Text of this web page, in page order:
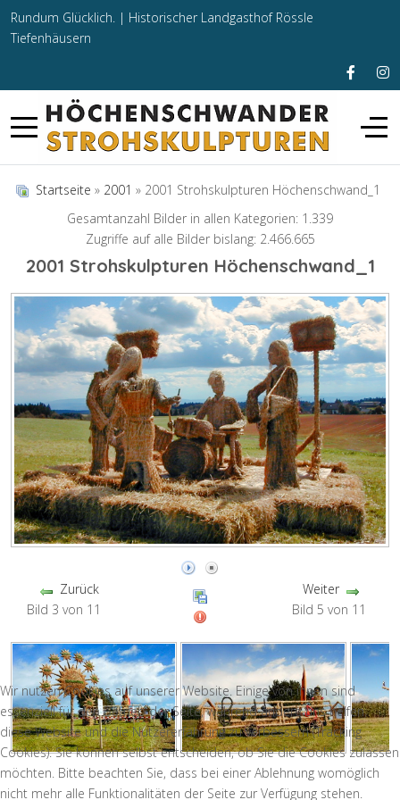
Rundum Glücklich. | Historischer Landgasthof Rössle
Tiefenhäusern
Startseite » 2001 » 2001 Strohskulpturen Höchenschwand_1
Gesamtanzahl Bilder in allen Kategorien: 1.339
Zugriffe auf alle Bilder bislang: 2.466.665
2001 Strohskulpturen Höchenschwand_1
Zurück
Bild 3 von 11
Weiter
Bild 5 von 11
Wir nutzen Cookies auf unserer Website. Einige von ihnen sind
essenziell für den Betrieb der Seite, während andere uns helfen,
diese Website und die Nutzererfahrung zu verbessern (Tracking
Cookies). Sie können selbst entscheiden, ob Sie die Cookies zulassen
möchten. Bitte beachten Sie, dass bei einer Ablehnung womöglich
nicht mehr alle Funktionalitäten der Seite zur Verfügung stehen.